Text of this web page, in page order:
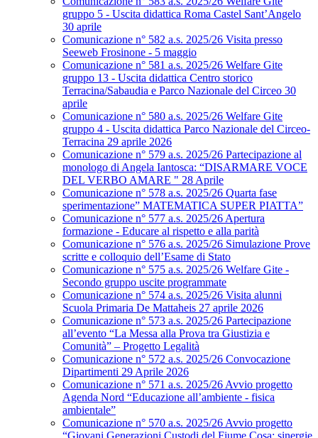
gruppo 5 - Uscita didattica Roma Castel Sant’Angelo
30 aprile
Comunicazione n° 582 a.s. 2025/26 Visita presso
Seeweb Frosinone - 5 maggio
Comunicazione n° 581 a.s. 2025/26 Welfare Gite
gruppo 13 - Uscita didattica Centro storico
Terracina/Sabaudia e Parco Nazionale del Circeo 30
aprile
Comunicazione n° 580 a.s. 2025/26 Welfare Gite
gruppo 4 - Uscita didattica Parco Nazionale del Circeo-
Terracina 29 aprile 2026
Comunicazione n° 579 a.s. 2025/26 Partecipazione al
monologo di Angela Iantosca: “DISARMARE VOCE
DEL VERBO AMARE " 28 Aprile
Comunicazione n° 578 a.s. 2025/26 Quarta fase
sperimentazione” MATEMATICA SUPER PIATTA”
Comunicazione n° 577 a.s. 2025/26 Apertura
formazione - Educare al rispetto e alla parità
Comunicazione n° 576 a.s. 2025/26 Simulazione Prove
scritte e colloquio dell’Esame di Stato
Comunicazione n° 575 a.s. 2025/26 Welfare Gite -
Secondo gruppo uscite programmate
Comunicazione n° 574 a.s. 2025/26 Visita alunni
Scuola Primaria De Mattaheis 27 aprile 2026
Comunicazione n° 573 a.s. 2025/26 Partecipazione
all’evento “La Messa alla Prova tra Giustizia e
Comunità” – Progetto Legalità
Comunicazione n° 572 a.s. 2025/26 Convocazione
Dipartimenti 29 Aprile 2026
Comunicazione n° 571 a.s. 2025/26 Avvio progetto
Agenda Nord “Educazione all’ambiente - fisica
ambientale”
Comunicazione n° 570 a.s. 2025/26 Avvio progetto